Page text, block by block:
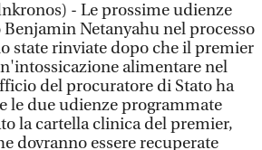
- Le prossime udienze
Netanyahu nel processo
state rinviate dopo che il premier
alimentare nel
del procuratore di Stato ha
le due udienze programmate
la cartella clinica del premier,
dovranno essere recuperate